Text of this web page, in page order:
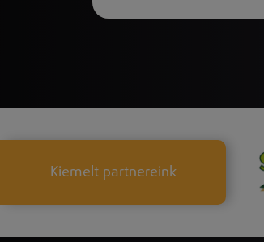
Kiemelt partnereink